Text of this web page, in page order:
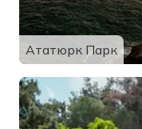
Ататюрк Парк